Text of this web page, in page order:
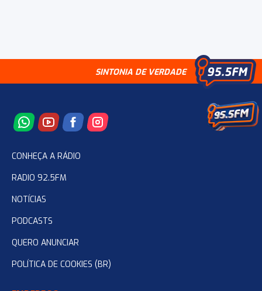
SINTONIA DE VERDADE
CONHEÇA A RÁDIO
RADIO 92.5FM
NOTÍCIAS
PODCASTS
QUERO ANUNCIAR
POLÍTICA DE COOKIES (BR)